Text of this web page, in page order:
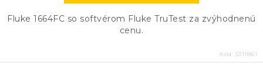
Fluke 1664FC so softvérom Fluke TruTest za zvýhodnenú
cenu.
Kód: 5311861